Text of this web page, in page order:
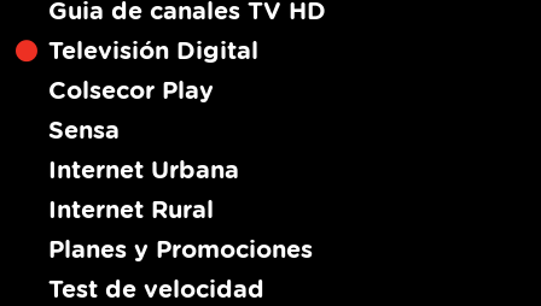
Guia de canales TV HD
Televisión Digital
Colsecor Play
Sensa
Internet Urbana
Internet Rural
Planes y Promociones
Test de velocidad